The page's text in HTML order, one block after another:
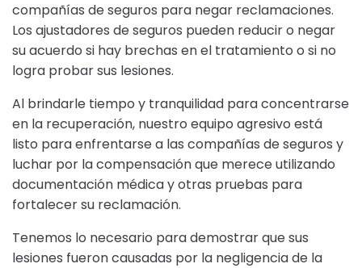
compañías de seguros para negar reclamaciones.
Los ajustadores de seguros pueden reducir o negar
su acuerdo si hay brechas en el tratamiento o si no
logra probar sus lesiones.
Al brindarle tiempo y tranquilidad para concentrarse
en la recuperación, nuestro equipo agresivo está
listo para enfrentarse a las compañías de seguros y
luchar por la compensación que merece utilizando
documentación médica y otras pruebas para
fortalecer su reclamación.
Tenemos lo necesario para demostrar que sus
lesiones fueron causadas por la negligencia de la